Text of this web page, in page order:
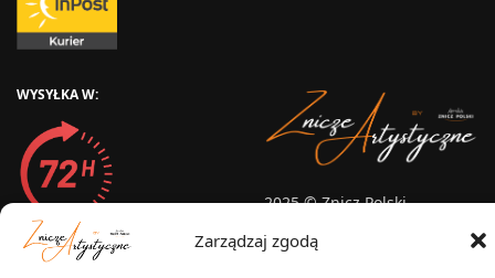
Zarządzaj zgodą
WYSYŁKA W:
2025 © Znicz Polski -
Wszelkie prawa zastrzeżone